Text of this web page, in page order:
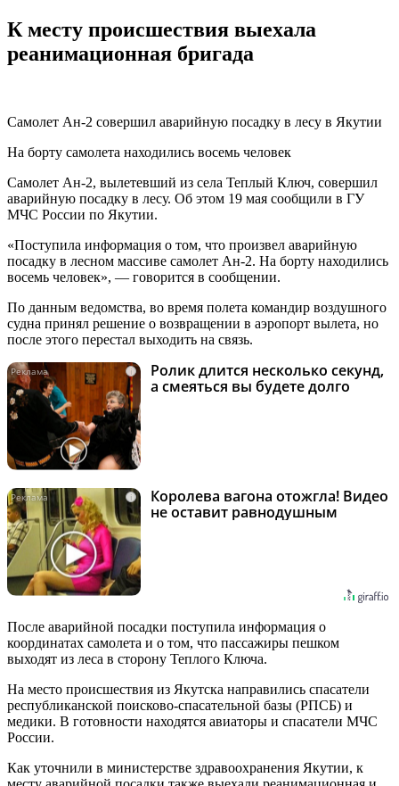
К месту происшествия выехала
реанимационная бригада
Самолет Ан-2 совершил аварийную посадку в лесу в Якутии
На борту самолета находились восемь человек
Самолет Ан-2, вылетевший из села Теплый Ключ, совершил
аварийную посадку в лесу. Об этом 19 мая сообщили в ГУ
МЧС России по Якутии.
«Поступила информация о том, что произвел аварийную
посадку в лесном массиве самолет Ан-2. На борту находились
восемь человек», — говорится в сообщении.
По данным ведомства, во время полета командир воздушного
судна принял решение о возвращении в аэропорт вылета, но
после этого перестал выходить на связь.
i
Ролик длится несколько секунд,
а смеяться вы будете долго
i
Королева вагона отожгла! Видео
не оставит равнодушным
После аварийной посадки поступила информация о
координатах самолета и о том, что пассажиры пешком
выходят из леса в сторону Теплого Ключа.
На место происшествия из Якутска направились спасатели
республиканской поисково-спасательной базы (РПСБ) и
медики. В готовности находятся авиаторы и спасатели МЧС
России.
Как уточнили в министерстве здравоохранения Якутии, к